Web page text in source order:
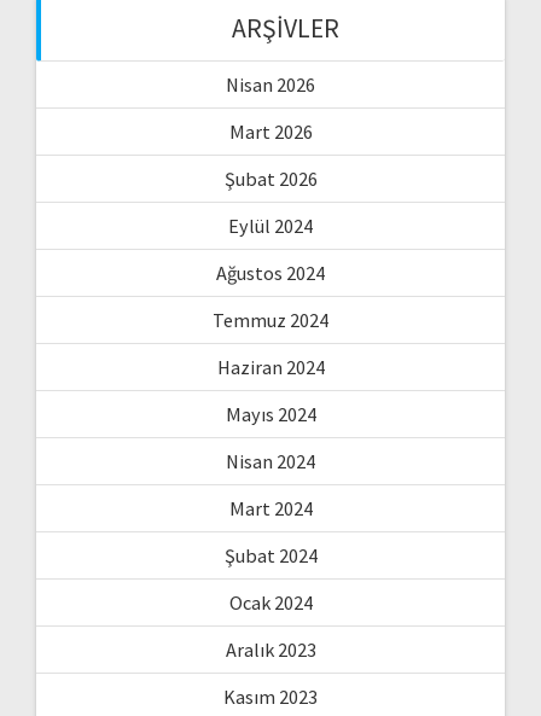
ARŞIVLER
Nisan 2026
Mart 2026
Şubat 2026
Eylül 2024
Ağustos 2024
Temmuz 2024
Haziran 2024
Mayıs 2024
Nisan 2024
Mart 2024
Şubat 2024
Ocak 2024
Aralık 2023
Kasım 2023